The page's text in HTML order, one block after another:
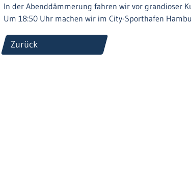
In der Abenddämmerung fahren wir vor grandioser
Um 18:50 Uhr machen wir im City-Sporthafen
Zurück